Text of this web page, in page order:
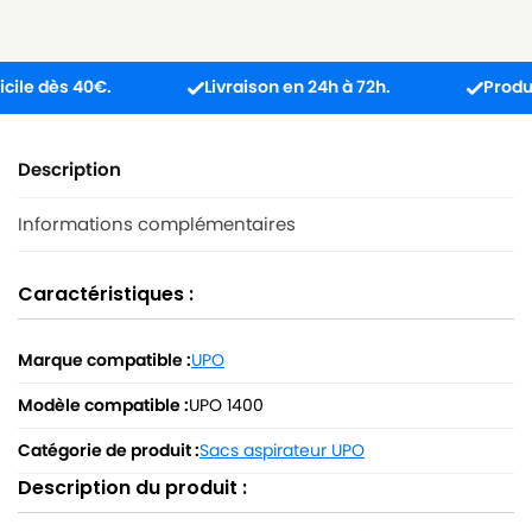
40€. Livraison en 24h à 72h. Produit
Description
Informations complémentaires
Caractéristiques :
Marque compatible :UPO
Modèle compatible :UPO 1400
Catégorie de produit :Sacs aspirateur UPO
Description du produit :